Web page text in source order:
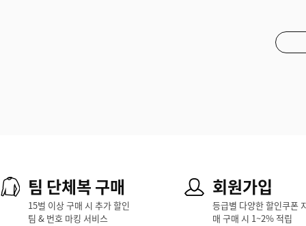
팀 단체복 구매
15벌 이상 구매 시 추가 할인
팀 & 번호 마킹 서비스
회원가입
등급별 다양한 할인쿠폰
매 구매 시 1~2% 적립